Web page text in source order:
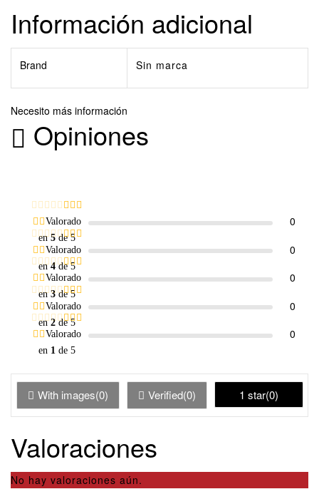
Información adicional
Brand Sin marca
Necesito más información
Opiniones
Valorado
en5de 5
0
Valorado
en4de 5
0
Valorado
en3de 5
0
Valorado
en2de 5
0
Valorado
en 1de 5
0
With images(0) Verified(0) 1 star(0)
Valoraciones
No hay valoraciones aún.